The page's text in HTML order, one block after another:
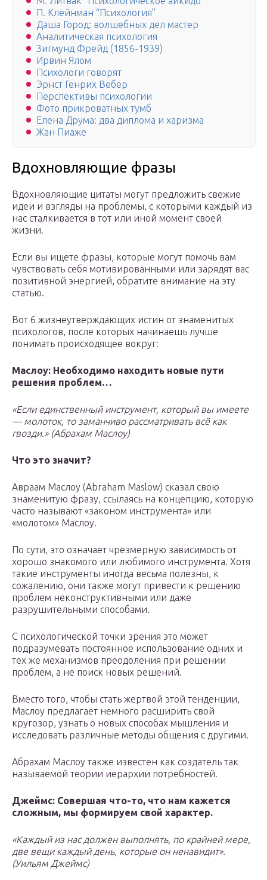
П. Клейнман “Психология”
Даша Город: волшебных дел мастер
Аналитическая психология
Зигмунд Фрейд (1856-1939)
Ирвин Ялом
Психологи говорят
Эрнст Генрих Вебер
Перспективы психологии
Фото прикроватных тумб
Елена Друма: два диплома и харизма
Жан Пиаже
Вдохновляющие фразы
Вдохновляющие цитаты могут предложить свежие
идеи и взгляды на проблемы, с которыми каждый из
нас сталкивается в тот или иной момент своей
жизни.
Если вы ищете фразы, которые могут помочь вам
чувствовать себя мотивированными или зарядят вас
позитивной энергией, обратите внимание на эту
статью.
Вот 6 жизнеутверждающих истин от знаменитых
психологов, после которых начинаешь лучше
понимать происходящее вокруг:
Маслоу: Необходимо находить новые пути
решения проблем…
«Если единственный инструмент, который вы имеете
— молоток, то заманчиво рассматривать всё как
гвозди.» (Абрахам Маслоу)
Что это значит?
Авраам Маслоу (Abraham Maslow) сказал свою
знаменитую фразу, ссылаясь на концепцию, которую
часто называют «законом инструмента» или
«молотом» Маслоу.
По сути, это означает чрезмерную зависимость от
хорошо знакомого или любимого инструмента. Хотя
такие инструменты иногда весьма полезны, к
сожалению, они также могут привести к решению
проблем неконструктивными или даже
разрушительными способами.
С психологической точки зрения это может
подразумевать постоянное использование одних и
тех же механизмов преодоления при решении
проблем, а не поиск новых решений.
Вместо того, чтобы стать жертвой этой тенденции,
Маслоу предлагает немного расширить свой
кругозор, узнать о новых способах мышления и
исследовать различные методы общения с другими.
Абрахам Маслоу также известен как создатель так
называемой теории иерархии потребностей.
Джеймс: Совершая что-то, что нам кажется
сложным, мы формируем свой характер.
«Каждый из нас должен выполнять, по крайней мере,
две вещи каждый день, которые он ненавидит».
(Уильям Джеймс)